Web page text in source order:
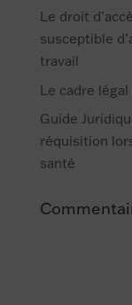
Le droit
susceptible
travail
Le cadre
Guide
réquisition
santé